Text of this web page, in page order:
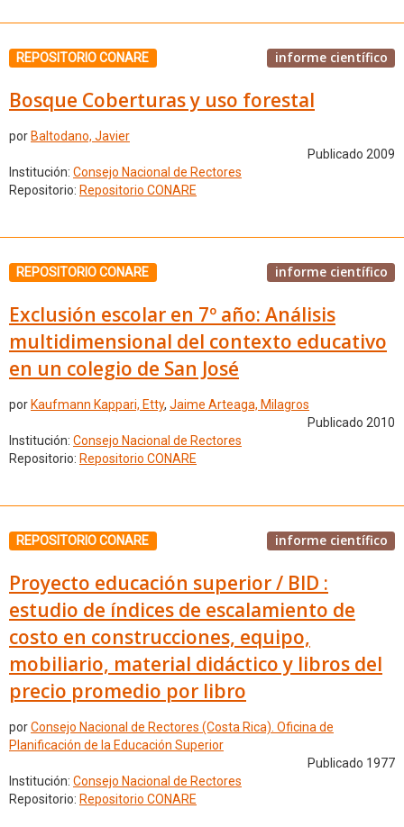
REPOSITORIO CONARE informe científico
Bosque Coberturas y uso forestal
por Baltodano, Javier
Publicado 2009
Institución: Consejo Nacional de Rectores
Repositorio: Repositorio CONARE
REPOSITORIO CONARE informe científico
Exclusión escolar en 7º año: Análisis
multidimensional del contexto educativo
en un colegio de San José
por Kaufmann Kappari, Etty, Jaime Arteaga, Milagros
Publicado 2010
Institución: Consejo Nacional de Rectores
Repositorio: Repositorio CONARE
REPOSITORIO CONARE informe científico
Proyecto educación superior / BID :
estudio de índices de escalamiento de
costo en construcciones, equipo,
mobiliario, material didáctico y libros del
precio promedio por libro
porConsejo Nacional de Rectores (Costa Rica). Oficina de
Planificación de la Educación Superior
Publicado 1977
Institución: Consejo Nacional de Rectores
Repositorio: Repositorio CONARE